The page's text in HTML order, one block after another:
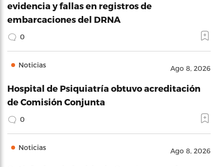
evidencia y fallas en registros de
embarcaciones del DRNA
0
Noticias Ago 8, 2026
Hospital de Psiquiatría obtuvo acreditación
de Comisión Conjunta
0
Noticias Ago 8, 2026